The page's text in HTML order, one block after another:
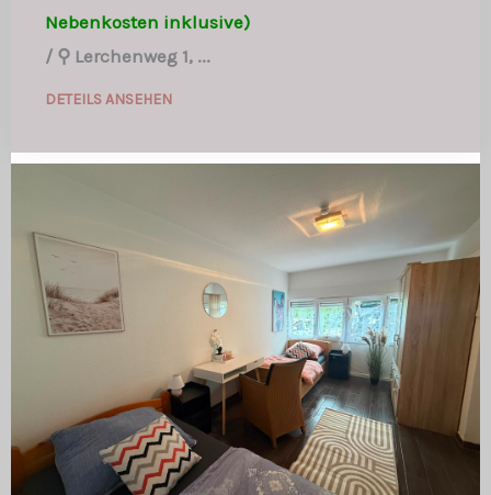
Nebenkosten inklusive)
/ ⚲ Lerchenweg 1, ...
DETEILS ANSEHEN